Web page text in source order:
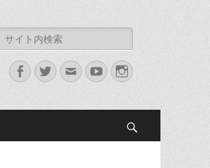
検
:
Facebook
Twitter
メ
ー
YouTubeInstagram